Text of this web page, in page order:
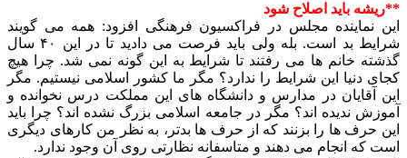
**ریشه باید اصلاح شود
این نماینده مجلس در فراکسیون فرهنگی افزود: همه می گویند
شرایط بد است. بله ولی باید فرصت می دادید تا در این ۴۰ سال
گذشته خانم ها می رفتند تا شرایط به این گونه نمی شد. چرا هیچ
کجای دنیا این شرایط را ندارد؟ مگر ما کشور اسلامی نیستیم. مگر
این آقایان در مدارس و دانشگاه های این مملکت درس نخوانده و
آموزش ندیده اند؟ مگر در جامعه اسلامی بزرگ نشده اند؟ چرا باید
این حرف ها را بزنند که از حرف ها بدتر، به نظر من کارهای دیگری
است که انجام می دهند و متاسفانه نظارتی روی آن وجود ندارد.